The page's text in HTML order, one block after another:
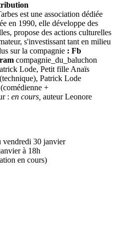
est une association dédiée
en 1990, elle développe des
propose des actions culturelles
s'investissant tant en milieu
sur la compagnie : Fb
compagnie_du_baluchon
Lode, Petit fille Anaïs
Patrick Lode
+
: en cours, auteur Leonore
vendredi 30 janvier
à 18h
en cours)